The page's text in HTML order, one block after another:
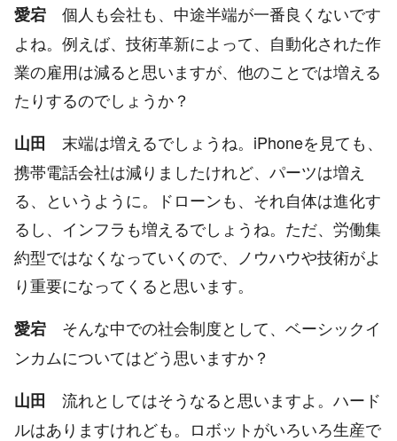
愛宕 個人も会社も、中途半端が一番良くないです
よね。例えば、技術革新によって、自動化された作
業の雇用は減ると思いますが、他のことでは増える
たりするのでしょうか？
山田 末端は増えるでしょうね。iPhoneを見ても、
携帯電話会社は減りましたけれど、パーツは増え
る、というように。ドローンも、それ自体は進化す
るし、インフラも増えるでしょうね。ただ、労働集
約型ではなくなっていくので、ノウハウや技術がよ
り重要になってくると思います。
愛宕 そんな中での社会制度として、ベーシックイ
ンカムについてはどう思いますか？
山田 流れとしてはそうなると思いますよ。ハード
ルはありますけれども。ロボットがいろいろ生産で